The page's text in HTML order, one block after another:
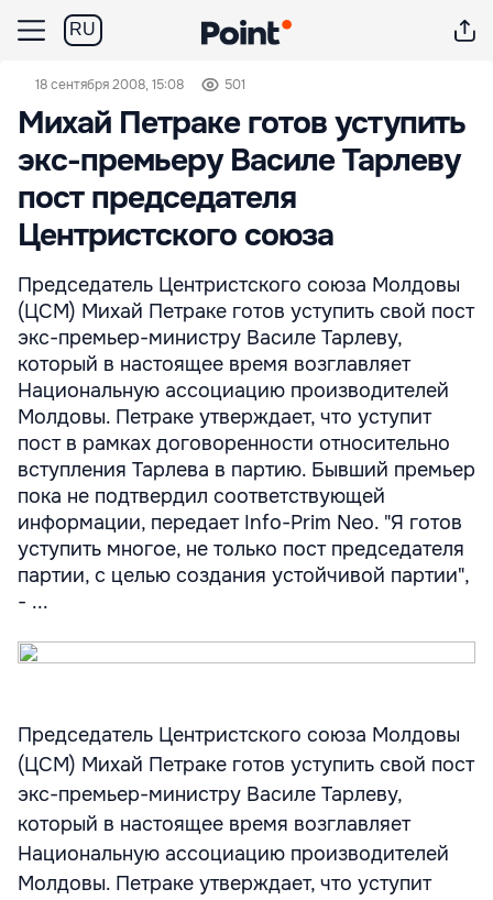
RU
18 сентября 2008, 15:08 501
Михай Петраке готов уступить
экс-премьеру Василе Тарлеву
пост председателя
Центристского союза
Председатель Центристского союза Молдовы
(ЦСМ) Михай Петраке готов уступить свой пост
экс-премьер-министру Василе Тарлеву,
который в настоящее время возглавляет
Национальную ассоциацию производителей
Молдовы. Петраке утверждает, что уступит
пост в рамках договоренности относительно
вступления Тарлева в партию. Бывший премьер
пока не подтвердил соответствующей
информации, передает Info-Prim Neo. "Я готов
уступить многое, не только пост председателя
партии, с целью создания устойчивой партии",
- ...
Председатель Центристского союза Молдовы
(ЦСМ) Михай Петраке готов уступить свой пост
экс-премьер-министру Василе Тарлеву,
который в настоящее время возглавляет
Национальную ассоциацию производителей
Молдовы. Петраке утверждает, что уступит